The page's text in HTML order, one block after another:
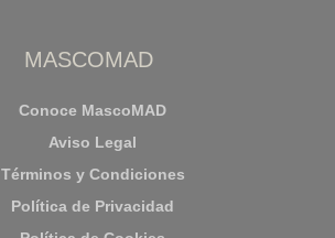
MASCOMAD
Conoce MascoMAD
Aviso Legal
Términos y Condiciones
Política de Privacidad